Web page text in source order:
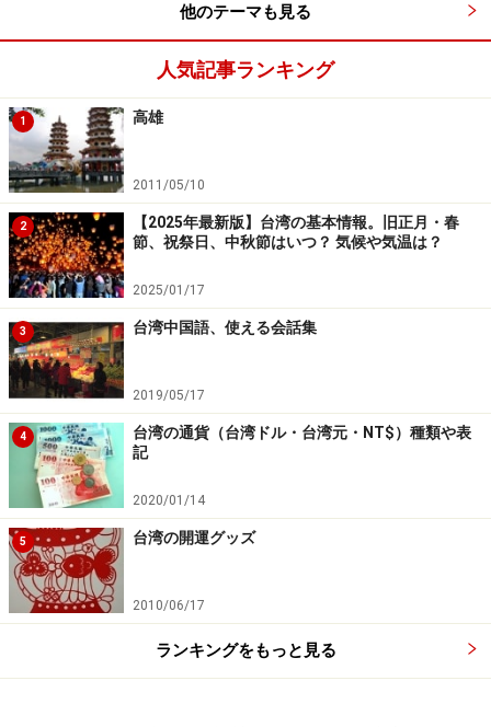
他のテーマも見る
人気記事ランキング
1 高雄
2011/05/10
2
【2025年最新版】台湾の基本情報。旧正月・春
節、祝祭日、中秋節はいつ？ 気候や気温は？
2025/01/17
3 台湾中国語、使える会話集
2019/05/17
4
台湾の通貨（台湾ドル・台湾元・NT$）種類や表
記
2020/01/14
5 台湾の開運グッズ
2010/06/17
ランキングをもっと見る